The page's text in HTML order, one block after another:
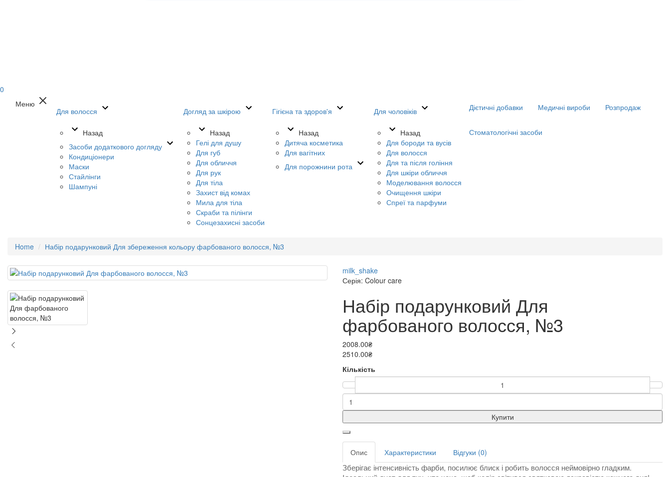
0
Меню
Для волосся
Назад
Засоби додаткового догляду
Кондиціонери
Маски
Стайлінги
Шампуні
Догляд за шкірою
Назад
Гелі для душу
Для губ
Для обличчя
Для рук
Для тіла
Захист від комах
Мила для тіла
Скраби та пілінги
Сонцезахисні засоби
Гігієна та здоров'я
Назад
Дитяча косметика
Для вагітних
Для порожнини рота
Для чоловіків
Назад
Для бороди та вусів
Для волосся
Для та після гоління
Для шкіри обличчя
Моделювання волосся
Очищення шкіри
Спреї та парфуми
Дієтичні добавки Медичні вироби Розпродаж
Стоматологічні засоби
Home Набір подарунковий Для збереження кольору фарбованого волосся, №3
milk_shake
Серія: Colour care
Набір подарунковий Для
фарбованого волосся, №3
2008.00₴
2510.00₴
Кількість
Купити
Опис Характеристики Відгуки (0)
Зберігає інтенсивність фарби, посилює блиск і робить волосся неймовірно гладким.